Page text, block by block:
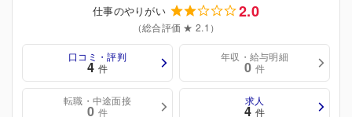
仕事のやりがい 2.0
（総合評価 ★ 2.1）
口コミ・評判
4 件
年収・給与明細
0 件
転職・中途面接
0 件
求人
4 件